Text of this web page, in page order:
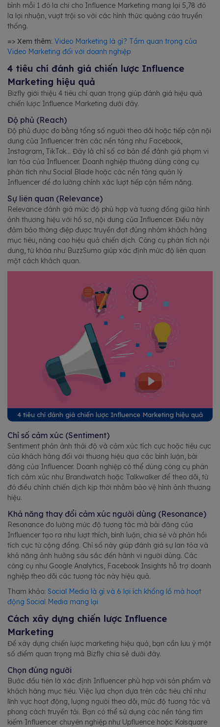
bình mỗi 1 đô la chi cho Influence Marketing mang lại 5,78 đô
la lợi nhuận, vượt trội so với các hình thức quảng cáo truyền
thống.
=> Xem thêm: Video Marketing là gì? Tầm quan trọng của
Video Marketing đối với doanh nghiệp
4 tiêu chí đánh giá chiến lược Influence
Marketing hiệu quả
Bizfly giới thiệu 4 tiêu chí quan trọng giúp đánh giá hiệu quả
chiến lược Influence Marketing dưới đây.
Độ phủ (Reach)
Độ phủ được đo bằng tổng số người theo dõi hoặc tiếp cận nội
dung của Influencer trên các nền tảng như Facebook,
Instagram, TikTok... Đây là chỉ số cơ bản để đánh giá phạm vi
lan tỏa của Influencer. Doanh nghiệp thường dùng công cụ
phân tích như Social Blade hoặc các nền tảng quản lý
Influencer để đo lường chính xác lượt tiếp cận tiềm năng.
Sự liên quan (Relevance)
Relevance đánh giá mức độ phù hợp và tương đồng giữa hình
ảnh thương hiệu với hồ sơ, nội dung của Influencer. Điều này
đảm bảo thông điệp được truyền đạt đúng nhóm khách hàng
mục tiêu, nâng cao hiệu quả chiến dịch. Công cụ phân tích nội
dung, từ khóa như BuzzSumo giúp xác định mức độ liên quan
một cách khách quan.
4 tiêu chí đánh giá chiến lược Influence Marketing hiệu quả
Chỉ số cảm xúc (Sentiment)
Sentiment phản ánh thái độ và cảm xúc tích cực hoặc tiêu cực
của khách hàng đối với thương hiệu qua các bình luận, bài
đăng của Influencer. Doanh nghiệp có thể dùng công cụ phân
tích cảm xúc như Brandwatch hoặc Talkwalker để theo dõi, từ
đó điều chỉnh chiến dịch kịp thời nhằm bảo vệ hình ảnh thương
hiệu.
Khả năng thay đổi cảm xúc người dùng (Resonance)
Resonance đo lường mức độ tương tác mà bài đăng của
Influencer tạo ra như lượt thích, bình luận, chia sẻ và phản hồi
tích cực từ cộng đồng. Chỉ số này giúp đánh giá sự lan tỏa và
khả năng ảnh hưởng sâu sắc đến hành vi người dùng. Các
công cụ như Google Analytics, Facebook Insights hỗ trợ doanh
nghiệp theo dõi các tương tác này hiệu quả.
Tham khảo: Social Media là gì và 6 lợi ích khổng lồ mà hoạt
động Social Media mang lại
Cách xây dựng chiến lược Influence
Marketing
Để xây dựng chiến lược marketing hiệu quả, bạn cần lưu ý một
số điểm quan trọng mà Bizfly chia sẻ dưới đây.
Chọn đúng người
Bước đầu tiên là xác định Influencer phù hợp với sản phẩm và
khách hàng mục tiêu. Việc lựa chọn dựa trên các tiêu chí như
lĩnh vực hoạt động, lượng người theo dõi, mức độ tương tác và
phong cách truyền tải. Bạn có thể sử dụng các nền tảng tìm
kiếm Influencer chuyên nghiệp như Upfluence hoặc Kolsquare